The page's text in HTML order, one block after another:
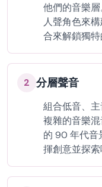
他們的音樂
人聲角色來
合來解鎖獨特
2 分層聲音
組合低音、
複雜的音樂
的 90 年代音
揮創意並探索